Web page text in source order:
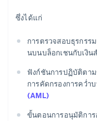
ซึ่งได้แก่
การตรวจสอบธุรกรร
นบนบล็อกเชนกับเงิน
ฟังก์ชันการปฏิบัติตา
การคัดกรองการคว่ำ
(AML)
ขั้นตอนการอนุมัติการ